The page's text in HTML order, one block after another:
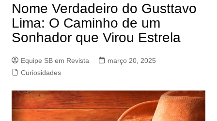
Nome Verdadeiro do Gusttavo
Lima: O Caminho de um
Sonhador que Virou Estrela
Equipe SB em Revista
março 20, 2025
Curiosidades